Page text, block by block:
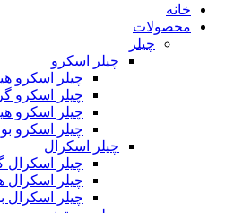
خانه
محصولات
چیلر
چیلر اسکرو
چیلر اسکرو
چیلر اسکرو
چیلر اسکرو
چیلر اسکرو
چیلر اسکرال
چیلر اسکرال
چیلر اسکرال
چیلر اسکرال